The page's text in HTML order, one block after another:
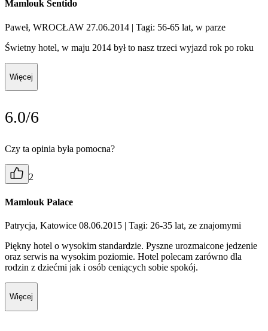
Mamlouk Sentido
Paweł, WROCŁAW 27.06.2014 | Tagi: 56-65 lat, w parze
Świetny hotel, w maju 2014 był to nasz trzeci wyjazd rok po roku
Więcej
6.0/6
Czy ta opinia była pomocna?
2
Mamlouk Palace
Patrycja, Katowice 08.06.2015 | Tagi: 26-35 lat, ze znajomymi
Piękny hotel o wysokim standardzie. Pyszne urozmaicone jedzenie
oraz serwis na wysokim poziomie. Hotel polecam zarówno dla
rodzin z dziećmi jak i osób ceniących sobie spokój.
Więcej